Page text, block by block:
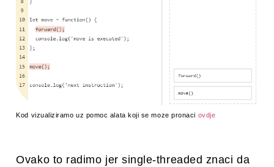
Kod vizualiziramo uz pomoc alata koji se moze pronaci ovdje
Ovako to radimo jer single-threaded znaci da